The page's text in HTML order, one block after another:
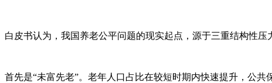
白皮书认为，我国养老公平问题的现实起点，源于三重结构性压
首先是“未富先老”。老年人口占比在较短时期内快速提升，公